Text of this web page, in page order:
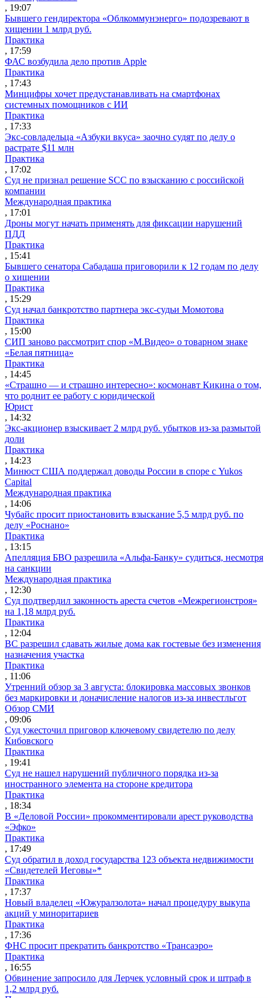
, 19:07
Бывшего гендиректора «Облкоммунэнерго» подозревают в
хищении 1 млрд руб.
Практика
, 17:59
ФАС возбудила дело против Apple
Практика
, 17:43
Минцифры хочет предустанавливать на смартфонах
системных помощников с ИИ
Практика
, 17:33
Экс-совладельца «Азбуки вкуса» заочно судят по делу о
растрате $11 млн
Практика
, 17:02
Суд не признал решение SCC по взысканию с российской
компании
Международная практика
, 17:01
Дроны могут начать применять для фиксации нарушений
ПДД
Практика
, 15:41
Бывшего сенатора Сабадаша приговорили к 12 годам по делу
о хищении
Практика
, 15:29
Суд начал банкротство партнера экс-судьи Момотова
Практика
, 15:00
СИП заново рассмотрит спор «М.Видео» о товарном знаке
«Белая пятница»
Практика
, 14:45
«Страшно — и страшно интересно»: космонавт Кикина о том,
что роднит ее работу с юридической
Юрист
, 14:32
Экс-акционер взыскивает 2 млрд руб. убытков из-за размытой
доли
Практика
, 14:23
Минюст США поддержал доводы России в споре с Yukos
Capital
Международная практика
, 14:06
Чубайс просит приостановить взыскание 5,5 млрд руб. по
делу «Роснано»
Практика
, 13:15
Апелляция БВО разрешила «Альфа-Банку» судиться, несмотря
на санкции
Международная практика
, 12:30
Суд подтвердил законность ареста счетов «Межрегионстроя»
на 1,18 млрд руб.
Практика
, 12:04
ВС разрешил сдавать жилые дома как гостевые без изменения
назначения участка
Практика
, 11:06
Утренний обзор за 3 августа: блокировка массовых звонков
без маркировки и доначисление налогов из-за инвестльгот
Обзор СМИ
, 09:06
Суд ужесточил приговор ключевому свидетелю по делу
Кибовского
Практика
, 19:41
Суд не нашел нарушений публичного порядка из-за
иностранного элемента на стороне кредитора
Практика
, 18:34
В «Деловой России» прокомментировали арест руководства
«Эфко»
Практика
, 17:49
Суд обратил в доход государства 123 объекта недвижимости
«Свидетелей Иеговы»*
Практика
, 17:37
Новый владелец «Южуралзолота» начал процедуру выкупа
акций у миноритариев
Практика
, 17:36
ФНС просит прекратить банкротство «Трансаэро»
Практика
, 16:55
Обвинение запросило для Лерчек условный срок и штраф в
1,2 млрд руб.